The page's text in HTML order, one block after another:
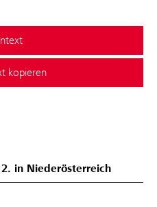
kopieren
in Niederösterreich